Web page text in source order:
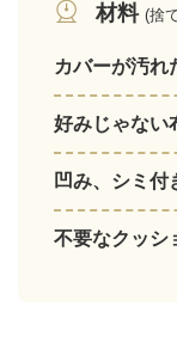
材料 (捨
カバーが汚れ
好みじゃない
凹み、シミ付
不要なクッシ